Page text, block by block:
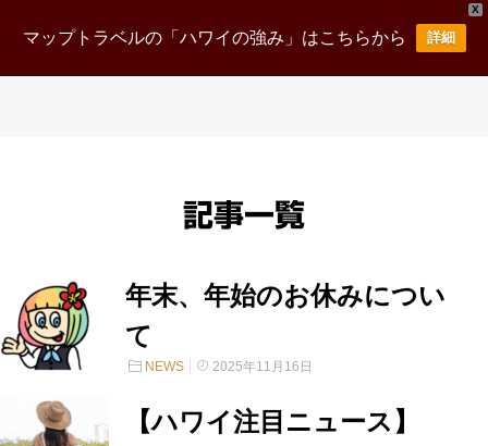
X
マップトラベルの「ハワイの強み」はこちらから 詳細
記事一覧
年末、年始のお休みについ
て
NEWS 2025年11月16日
【ハワイ注目ニュース】